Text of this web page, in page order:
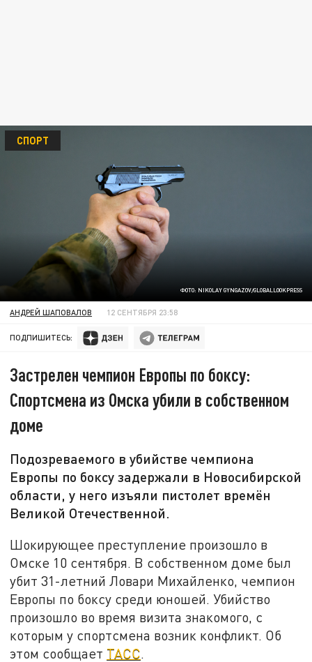
ФОТО: NIKOLAY GYNGAZOV/GLOBALLOOKPRESS
СПОРТ
АНДРЕЙ ШАПОВАЛОВ 12 СЕНТЯБРЯ 23:58
ПОДПИШИТЕСЬ:
Застрелен чемпион Европы по боксу:
Спортсмена из Омска убили в собственном
доме
Подозреваемого в убийстве чемпиона
Европы по боксу задержали в Новосибирской
области, у него изъяли пистолет времён
Великой Отечественной.
Шокирующее преступление произошло в
Омске 10 сентября. В собственном доме был
убит 31-летний Ловари Михайленко, чемпион
Европы по боксу среди юношей. Убийство
произошло во время визита знакомого, с
которым у спортсмена возник конфликт. Об
этом сообщает ТАСС.